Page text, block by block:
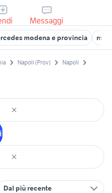
Messaggi
modena e provincia
Napoli (Prov)
Napoli
Dal più recente